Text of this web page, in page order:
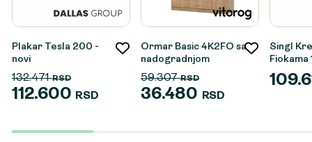
Plakar Tesla 200 -
novi
132.471RSD
je
112.600 RSD
je:
Ormar Basic 4K2FO sa
nadogradnjom
59.307RSD
je
36.480
RSD
je:
Singl